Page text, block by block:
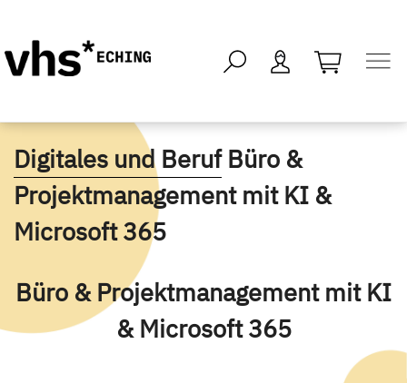
öffnen -
Digitales und BerufBüro &
Projektmanagement mit KI &
Microsoft 365
Büro & Projektmanagement mit KI
& Microsoft 365